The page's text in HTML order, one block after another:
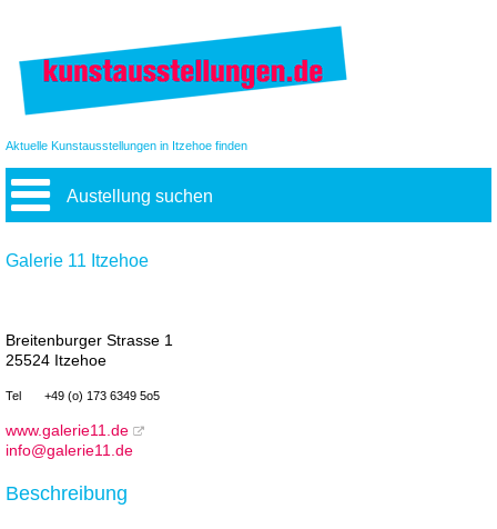
Aktuelle Kunstausstellungen in Itzehoe finden
Austellung suchen
Galerie 11 Itzehoe
Breitenburger Strasse 1
25524 Itzehoe
Tel +49 (o) 173 6349 5o5
www.galerie11.de
info@galerie11.de
Beschreibung